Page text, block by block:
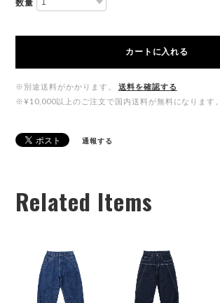
数量
カートに入れる
※別途送料がかかります。
送料を確認する
※¥10,000以上のご注文で国内送料が無料になります。
通報する
Related Items